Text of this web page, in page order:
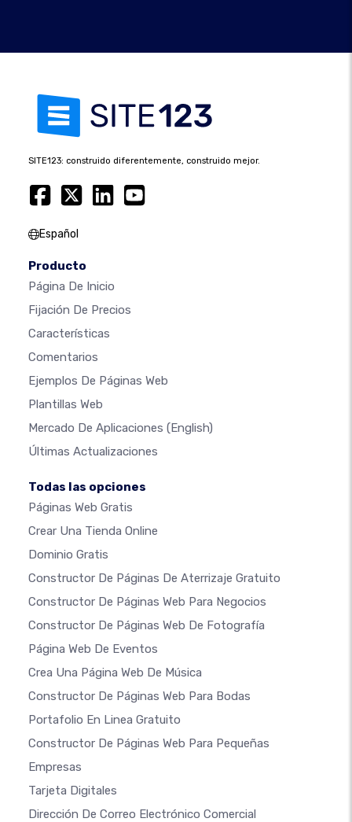
SITE123: construido diferentemente, construido mejor.
Español
Producto
Página De Inicio
Fijación De Precios
Características
Comentarios
Ejemplos De Páginas Web
Plantillas Web
Mercado De Aplicaciones (English)
Últimas Actualizaciones
Todas las opciones
Páginas Web Gratis
Crear Una Tienda Online
Dominio Gratis
Constructor De Páginas De Aterrizaje Gratuito
Constructor De Páginas Web Para Negocios
Constructor De Páginas Web De Fotografía
Página Web De Eventos
Crea Una Página Web De Música
Constructor De Páginas Web Para Bodas
Portafolio En Linea Gratuito
Constructor De Páginas Web Para Pequeñas
Empresas
Tarjeta Digitales
Dirección De Correo Electrónico Comercial